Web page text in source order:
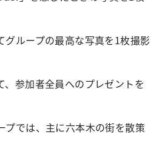
ループの最高な写真を1枚撮影
参加者全員へのプレゼントを
プでは、主に六本木の街を散策